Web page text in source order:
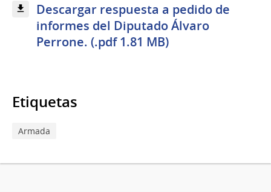
Descargar respuesta a pedido de
informes del Diputado Álvaro
Perrone. (.pdf 1.81 MB)
Etiquetas
Armada